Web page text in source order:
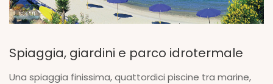
Spiaggia, giardini e parco idrotermale
Una spiaggia finissima, quattordici piscine tra marine,